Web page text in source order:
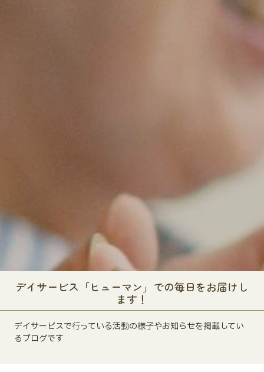
デイサービス「ヒューマン」での毎日をお届けし
ます！
デイサービスで行っている活動の様子やお知らせを掲載してい
るブログです